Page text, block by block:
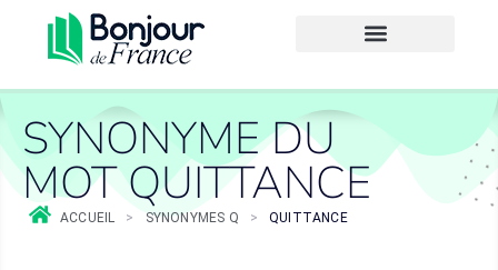
SYNONYME DU
MOT QUITTANCE
ACCUEIL > SYNONYMES Q > QUITTANCE